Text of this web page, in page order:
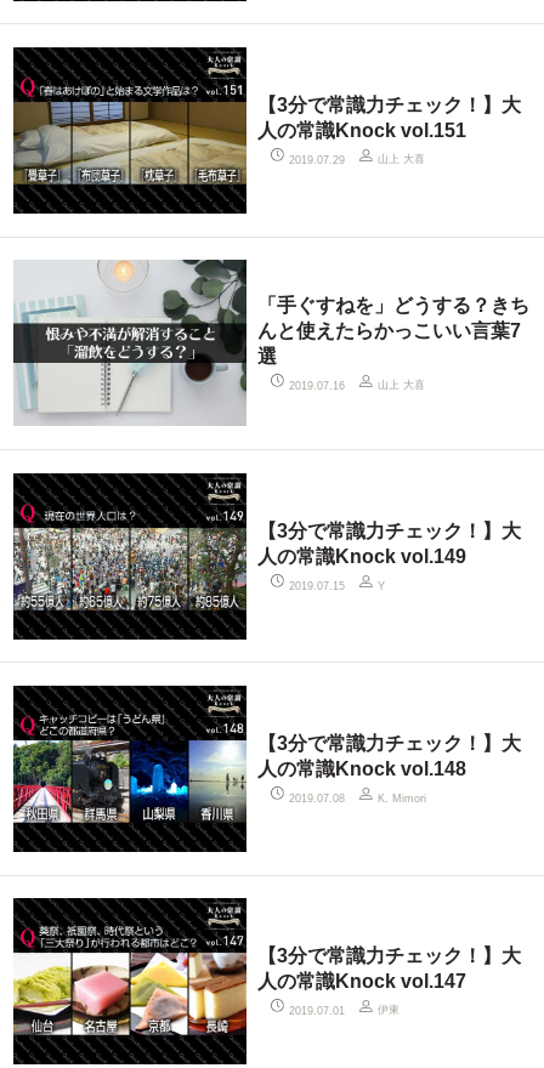
【3分で常識力チェック！】大
人の常識Knock vol.151
2019.07.29 山上 大喜
「手ぐすねを」どうする？きち
んと使えたらかっこいい言葉7
選
2019.07.16 山上 大喜
【3分で常識力チェック！】大
人の常識Knock vol.149
2019.07.15 Y
【3分で常識力チェック！】大
人の常識Knock vol.148
2019.07.08 K. Mimori
【3分で常識力チェック！】大
人の常識Knock vol.147
2019.07.01 伊東